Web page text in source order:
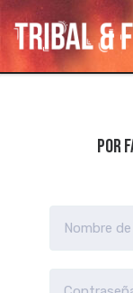
Saltar al
Por